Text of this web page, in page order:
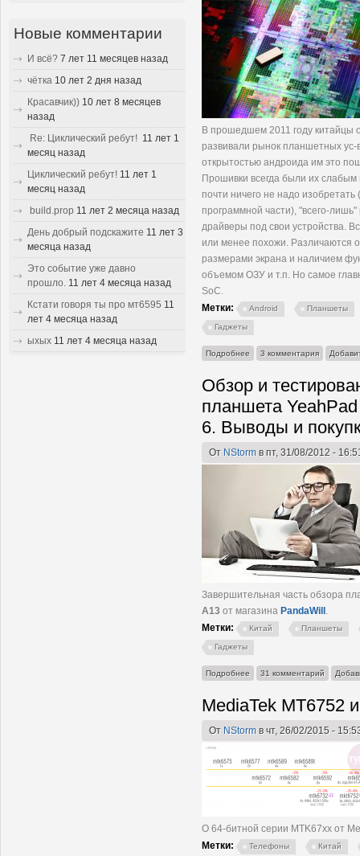
В прошедшем 2011 году китайцы
развивали рынок планшетных ус-
открытостью андроида им это
Прошивки всегда были их слабым
почти ничего не надо изобретать
программной части), "всего-лишь"
драйверы под свои устройства.
или менее похожи. Различаются
размерами экрана и наличием
объемом ОЗУ и т.п. Но самое
SoC.
Метки:
Android Планшеты
Гаджеты
Подробнее о Железо китайских
3 комментария
Обзор и
планшета
6. Выводы и
От NStorm в пт, 31/08/2012 -
Завершительная часть обзора
A13 от магазина PandaWill
Метки:
Китай Планшеты
Гаджеты
Подробнее о Обзор и тестирование
31 комментарий
MediaTek MT6752
От NStorm в чт, 26/02/2015 -
О 64-битной серии MTK67xx от
Метки:
Телефоны Китай
Новые комментарии
И всё? 7 лет 11 месяцев назад
чётка 10 лет 2 дня назад
Красавчик)) 10 лет 8 месяцев
назад
Re: Циклический ребут! 11 лет 1
месяц назад
Циклический ребут! 11 лет 1
месяц назад
build.prop 11 лет 2 месяца назад
День добрый подскажите 11 лет 3
месяца назад
Это событие уже давно
прошло. 11 лет 4 месяца назад
Кстати говоря ты про мт6595 11
лет 4 месяца назад
ыхых 11 лет 4 месяца назад